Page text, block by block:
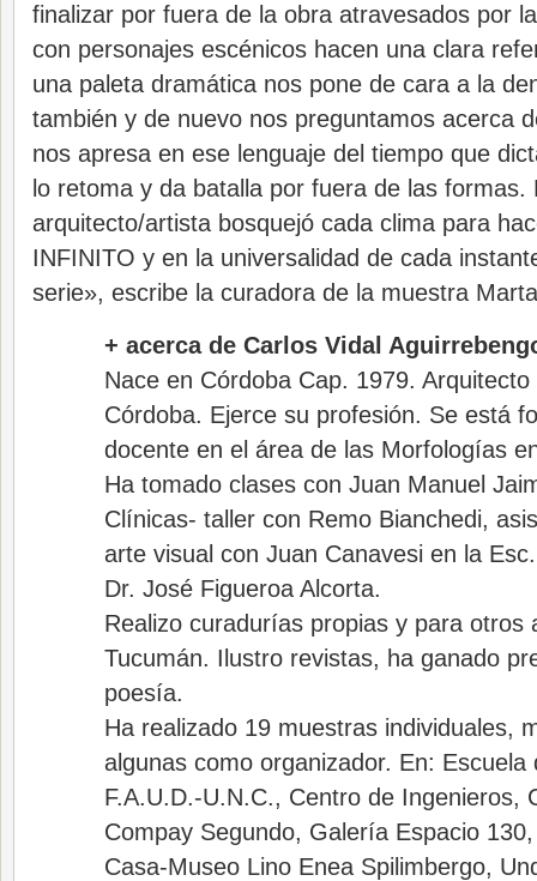
finalizar por fuera de la obra atravesados por
con personajes escénicos hacen una clara
una paleta dramática nos pone de cara a la
también y de nuevo nos preguntamos acerca
nos apresa en ese lenguaje del tiempo que
lo retoma y da batalla por fuera de las
arquitecto/artista bosquejó cada clima para
INFINITO y en la universalidad de cada
serie», escribe la curadora de la muestra
+ acerca de Carlos Vidal
Nace en Córdoba Cap. 1979.
Córdoba. Ejerce su profesión. Se está
docente en el área de las Morfologías
Ha tomado clases con Juan Manuel
Clínicas- taller con Remo Bianchedi,
arte visual con Juan Canavesi en la
Dr. José Figueroa Alcorta.
Realizo curadurías propias y para otros
Tucumán. Ilustro revistas, ha ganado
poesía.
Ha realizado 19 muestras individuales,
algunas como organizador. En: Escuela
F.A.U.D.-U.N.C., Centro de Ingenieros,
Compay Segundo, Galería Espacio
Casa-Museo Lino Enea Spilimbergo,